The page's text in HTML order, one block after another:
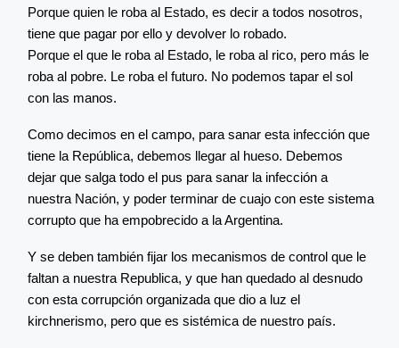
Porque quien le roba al Estado, es decir a todos nosotros,
tiene que pagar por ello y devolver lo robado.
Porque el que le roba al Estado, le roba al rico, pero más le
roba al pobre. Le roba el futuro. No podemos tapar el sol
con las manos.
Como decimos en el campo, para sanar esta infección que
tiene la República, debemos llegar al hueso. Debemos
dejar que salga todo el pus para sanar la infección a
nuestra Nación, y poder terminar de cuajo con este sistema
corrupto que ha empobrecido a la Argentina.
Y se deben también fijar los mecanismos de control que le
faltan a nuestra Republica, y que han quedado al desnudo
con esta corrupción organizada que dio a luz el
kirchnerismo, pero que es sistémica de nuestro país.